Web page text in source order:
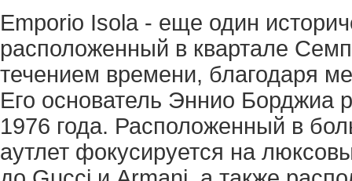
Emporio Isola - еще один
расположенный в квартале
течением времени, благодаря
Его основатель Эннио Борджиа
1976 года. Расположенный в
аутлет фокусируется на